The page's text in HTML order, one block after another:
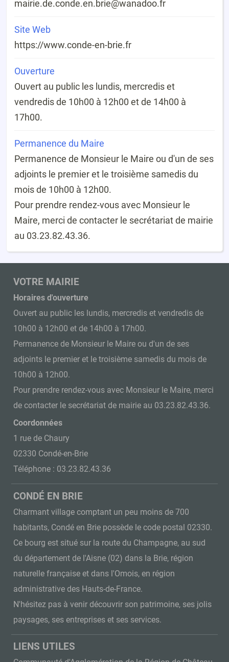
mairie.de.rb.ne.ednocie@wanadoo.fr
Site Web
https://www.conde-en-brie.fr
Ouverture
Ouvert au public les lundis, mercredis et
vendredis de 10h00 à 12h00 et de 14h00 à
17h00.
Permanence du Maire
Permanence de Monsieur le Maire ou d'un de ses
adjoints le premier et le troisième samedis du
mois de 10h00 à 12h00.
Pour prendre rendez-vous avec Monsieur le
Maire, merci de contacter le secrétariat de mairie
au 03.23.82.43.36.
VOTRE MAIRIE
Horaires d'ouverture
Ouvert au public les lundis, mercredis et vendredis de
10h00 à 12h00 et de 14h00 à 17h00.
Permanence de Monsieur le Maire ou d'un de ses
adjoints le premier et le troisième samedis du mois de
10h00 à 12h00.
Pour prendre rendez-vous avec Monsieur le Maire, merci
de contacter le secrétariat de mairie au 03.23.82.43.36.
Coordonnées
1 rue de Chaury
02330 Condé-en-Brie
Téléphone : 03.23.82.43.36
CONDÉ EN BRIE
Charmant village comptant un peu moins de 700
habitants, Condé en Brie possède le code postal 02330.
Ce bourg est situé sur la route du Champagne, au sud
du département de l'Aisne (02) dans la Brie, région
naturelle française et dans l'Omois, en région
administrative des Hauts-de-France.
N'hésitez pas à venir découvrir son patrimoine, ses jolis
paysages, ses entreprises et ses services.
LIENS UTILES